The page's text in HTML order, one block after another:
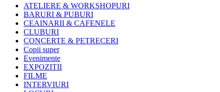
ATELIERE & WORKSHOPURI
BARURI & PUBURI
CEAINARII & CAFENELE
CLUBURI
CONCERTE & PETRECERI
Copii super
Evenimente
EXPOZITII
FILME
INTERVIURI